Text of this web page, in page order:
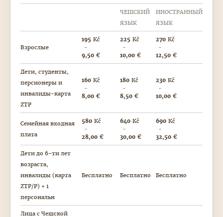
ЧЕШСКИЙ
ЯЗЫК
ИНОСТРАННЫЙ
ЯЗЫК
Взрослые
195 Kč
9,50 €
225 Kč
10,00 €
270 Kč
12,50 €
Дети, студенты,
персионеры и
инвалиды-карта
ZTP
160 Kč
8,00 €
180 Kč
8,50 €
230 Kč
10,00 €
Семейная входная
плата
580 Kč
28,00 €
640 Kč
30,00 €
690 Kč
32,50 €
Дети до 6-ти лет
возраста,
инвалиды (карта
ZTP/P) + 1
персональн
Бесплатно Бесплатно Бесплатно
Лица с Чешской